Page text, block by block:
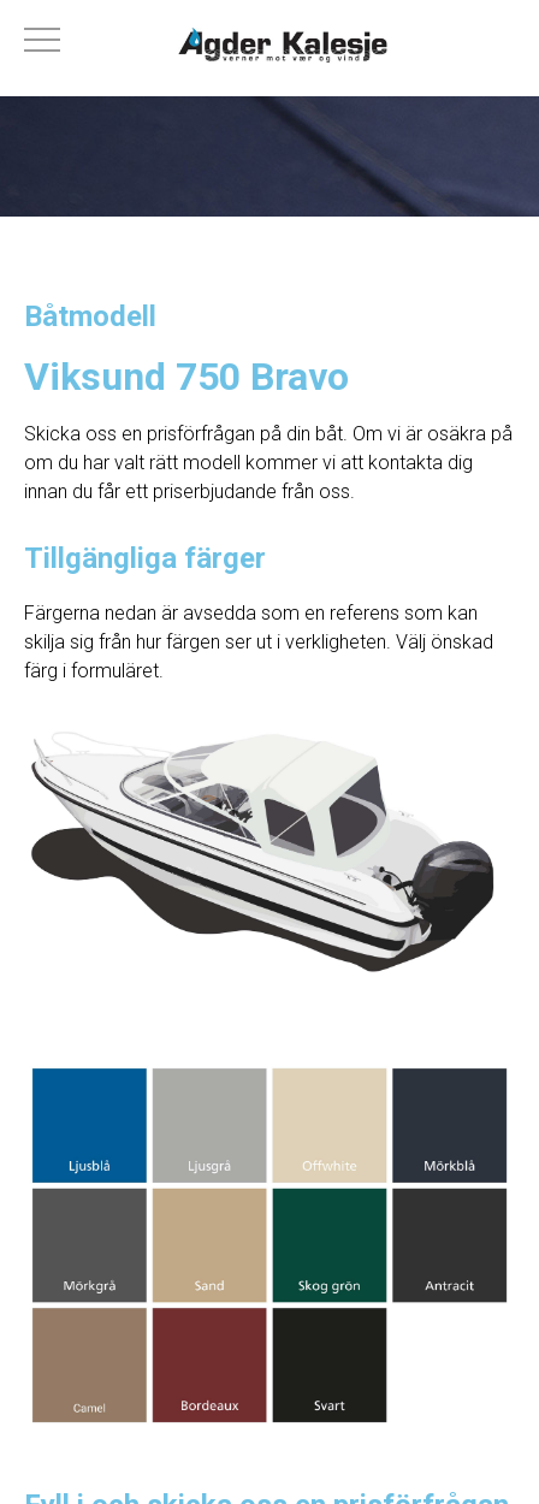
Båtmodell
Viksund 750 Bravo
Skicka oss en prisförfrågan på din båt. Om vi ​​är osäkra på
om du har valt rätt modell kommer vi att kontakta dig
innan du får ett priserbjudande från oss.
Tillgängliga färger
Färgerna nedan är avsedda som en referens som kan
skilja sig från hur färgen ser ut i verkligheten. Välj önskad
färg i formuläret.